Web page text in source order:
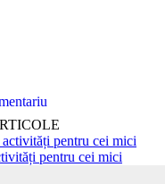
pentru cei mici